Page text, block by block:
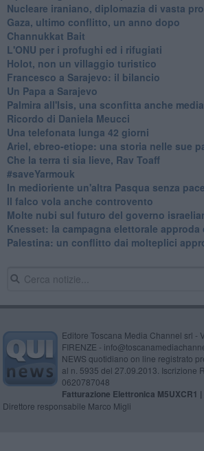
Nucleare iraniano, diplomazia di vasta
Gaza, ultimo conflitto, un anno dopo
Channukkat Bait
L'ONU per i profughi ed i rifugiati
Holot, non un villaggio turistico
Francesco a Sarajevo: il bilancio
Un Papa a Sarajevo
Palmira all'Isis, una sconfitta anche
Ricordo di Daniela Meucci
​Una telefonata lunga 42 giorni
​Ariel, ebreo-etiope: una storia nelle sue
Che la terra ti sia lieve, Rav Toaff
​#saveYarmouk
​In medioriente un'altra Pasqua senza pace
​Il falco vola anche controvento
Molte nubi sul futuro del governo
Knesset: la campagna elettorale approda
Palestina: un conflitto dai molteplici
Editore Toscana Media Channel srl -
FIRENZE -
NEWS quotidiano on line registrato
al n. 5935 del 27.09.2013. Iscrizione
0620787048
Fatturazione Elettronica M5UXCR1 |
Direttore responsabile Marco Migli